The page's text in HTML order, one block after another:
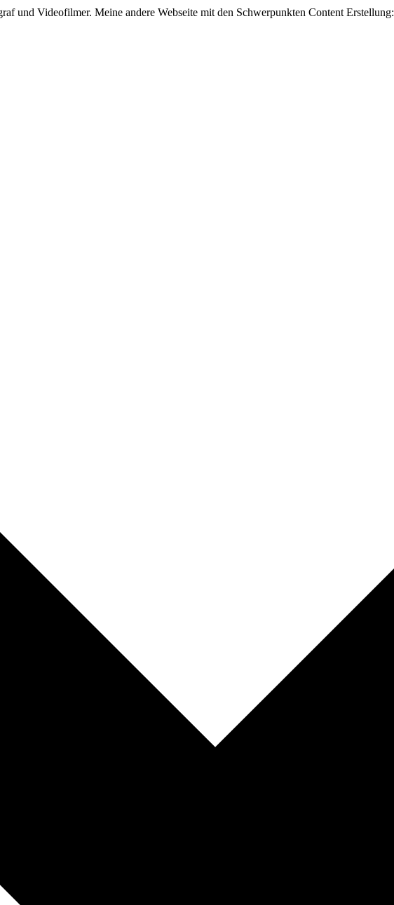
und Videofilmer. Meine andere Webseite mit den Schwerpunkten Content Erstellung: